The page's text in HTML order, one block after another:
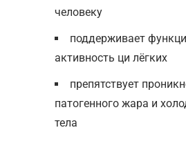
человеку
поддерживает
активность ци лёгких
препятствует
патогенного жара и
тела